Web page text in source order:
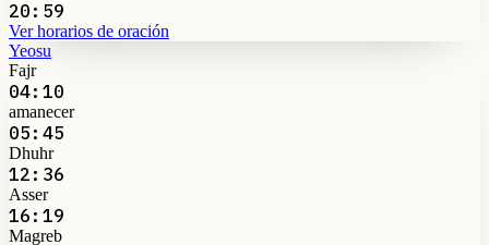
20:59
Ver horarios de oración
Yeosu
Fajr
04:10
amanecer
05:45
Dhuhr
12:36
Asser
16:19
Magreb